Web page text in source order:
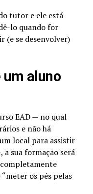
tutor e ele está
lo quando for
(e se desenvolver)
um aluno
EAD — no qual
e não há
local para assistir
a sua formação será
completamente
os pés pelas